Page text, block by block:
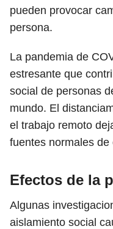
pueden provocar
persona.
La pandemia de
estresante que
social de personas
mundo. El
el trabajo remoto
fuentes normales
Efectos de la
Algunas
aislamiento social